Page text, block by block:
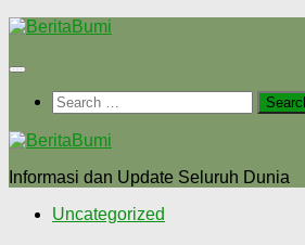
Skip
content
Search
for:
Informasi dan Update Seluruh Dunia
Uncategorized